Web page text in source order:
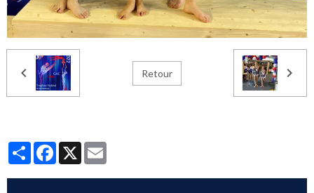
Retour
PartagerFacebook
X